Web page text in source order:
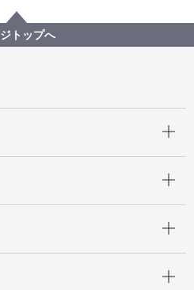
管理
どもログハウス指定管理者（第
（令和８年度実施）
トップへ